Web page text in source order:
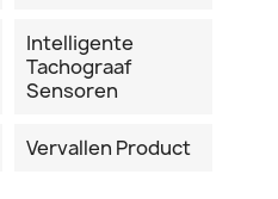
Intelligente
Tachograaf
Sensoren
Vervallen Product